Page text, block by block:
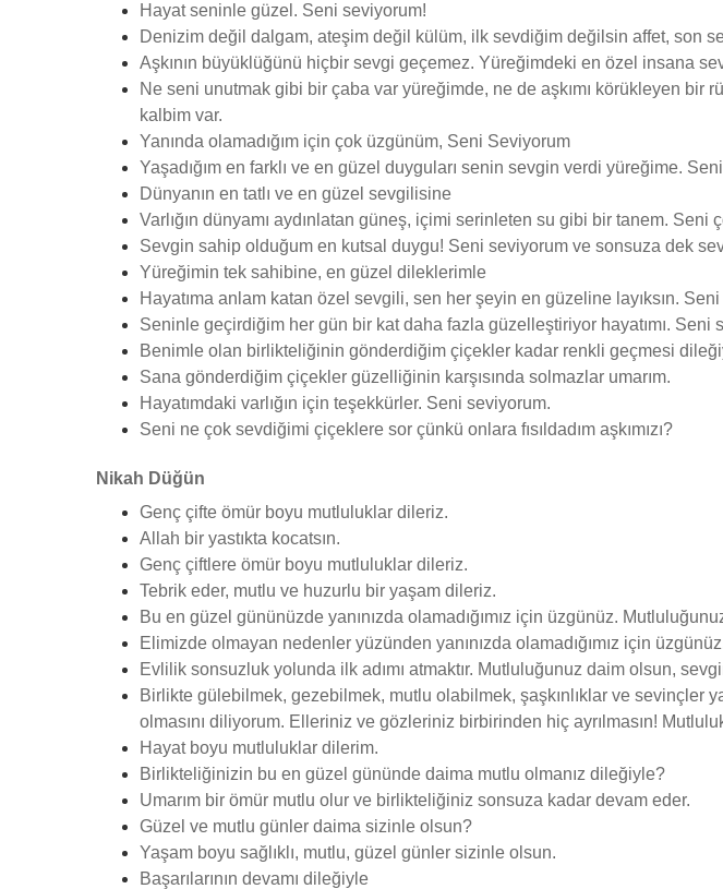
Hayat seninle güzel. Seni seviyorum!
Denizim değil dalgam, ateşim değil külüm, ilk sevdiğim değilsin affet, son
Aşkının büyüklüğünü hiçbir sevgi geçemez. Yüreğimdeki en özel insana
Ne seni unutmak gibi bir çaba var yüreğimde, ne de aşkımı körükleyen
kalbim var.
Yanında olamadığım için çok üzgünüm, Seni Seviyorum
Yaşadığım en farklı ve en güzel duyguları senin sevgin verdi yüreğime.
Dünyanın en tatlı ve en güzel sevgilisine
Varlığın dünyamı aydınlatan güneş, içimi serinleten su gibi bir tanem. Seni
Sevgin sahip olduğum en kutsal duygu! Seni seviyorum ve sonsuza dek
Yüreğimin tek sahibine, en güzel dileklerimle
Hayatıma anlam katan özel sevgili, sen her şeyin en güzeline layıksın.
Seninle geçirdiğim her gün bir kat daha fazla güzelleştiriyor hayatımı. Seni
Benimle olan birlikteliğinin gönderdiğim çiçekler kadar renkli geçmesi
Sana gönderdiğim çiçekler güzelliğinin karşısında solmazlar umarım.
Hayatımdaki varlığın için teşekkürler. Seni seviyorum.
Seni ne çok sevdiğimi çiçeklere sor çünkü onlara fısıldadım aşkımızı?
Nikah Düğün
Genç çifte ömür boyu mutluluklar dileriz.
Allah bir yastıkta kocatsın.
Genç çiftlere ömür boyu mutluluklar dileriz.
Tebrik eder, mutlu ve huzurlu bir yaşam dileriz.
Bu en güzel gününüzde yanınızda olamadığımız için üzgünüz.
Elimizde olmayan nedenler yüzünden yanınızda olamadığımız için
Evlilik sonsuzluk yolunda ilk adımı atmaktır. Mutluluğunuz daim olsun,
Birlikte gülebilmek, gezebilmek, mutlu olabilmek, şaşkınlıklar ve sevinçler
olmasını diliyorum. Elleriniz ve gözleriniz birbirinden hiç ayrılmasın!
Hayat boyu mutluluklar dilerim.
Birlikteliğinizin bu en güzel gününde daima mutlu olmanız dileğiyle?
Umarım bir ömür mutlu olur ve birlikteliğiniz sonsuza kadar devam eder.
Güzel ve mutlu günler daima sizinle olsun?
Yaşam boyu sağlıklı, mutlu, güzel günler sizinle olsun.
Başarılarının devamı dileğiyle